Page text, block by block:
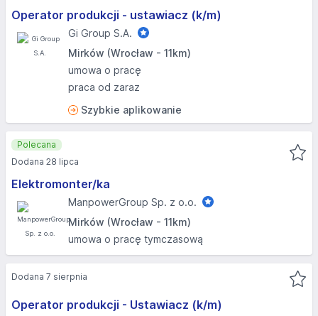
Operator produkcji - ustawiacz (k/m)
Gi Group S.A.
Mirków (Wrocław - 11km)
umowa o pracę
praca od zaraz
Szybkie aplikowanie
Elektromonter/ka
ManpowerGroup Sp. z o.o.
Mirków (Wrocław - 11km)
umowa o pracę tymczasową
Polecana
Dodana 28 lipca
Operator produkcji - Ustawiacz (k/m)
Dodana 7 sierpnia